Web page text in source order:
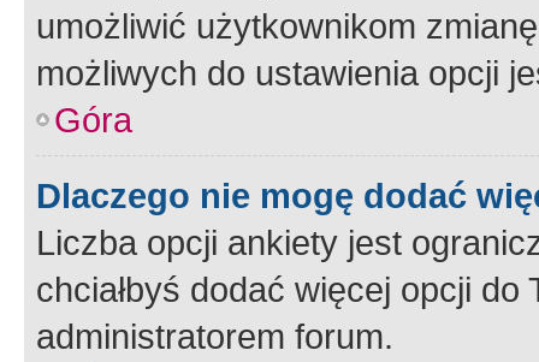
umożliwić użytkownikom
możliwych do ustawienia opcji
Góra
Dlaczego nie mogę dodać
Liczba opcji ankiety jest
chciałbyś dodać więcej opcji
administratorem forum.